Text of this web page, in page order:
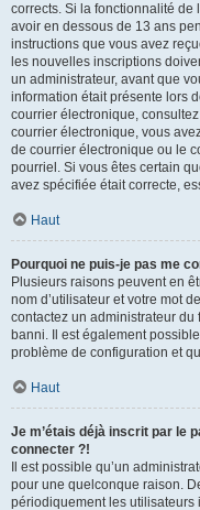
corrects. Si la fonctionnalité de
avoir en dessous de 13 ans
instructions que vous avez
les nouvelles inscriptions
un administrateur, avant que
information était présente lors
courrier électronique,
courrier électronique, vous
de courrier électronique ou le
pourriel. Si vous êtes certain
avez spécifiée était correcte,
Haut
Pourquoi ne puis-je pas me
Plusieurs raisons peuvent en
nom d’utilisateur et votre mot
contactez un administrateur
banni. Il est également
problème de configuration et
Haut
Je m’étais déjà inscrit par le
connecter ?!
Il est possible qu’un
pour une quelconque raison.
périodiquement les utilisateurs